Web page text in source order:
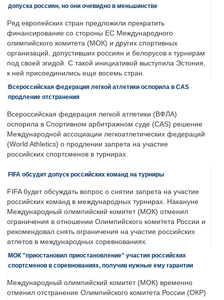
допуска россиян, но они очевидно в меньшинстве
Ряд европейских стран предложили прекратить
финансирование со стороны ЕС Международного
олимпийского комитета (МОК) и других спортивных
организаций, допустивших россиян и белорусов к турнирам
под своей эгидой. С такой инициативой выступила Эстония,
к ней присоединились еще восемь стран.
Всероссийская федерация легкой атлетики оспорила в CAS
продление отстранения
Всероссийская федерация легкой атлетики (ВФЛА)
оспорила в Спортивном арбитражном суде (CAS) решение
Международной ассоциации легкоатлетических федераций
(World Athletics) о продлении запрета на участие
российских спортсменов в турнирах.
FIFA обсудит допуск российских команд на турниры
FIFA будет обсуждать вопрос о снятии запрета на участие
российских команд в международных турнирах. Накануне
Международный олимпийский комитет (МОК) отменил
ограничения в отношении Олимпийского комитета России и
рекомендовал снять ограничения на участие российских
атлетов в международных соревнованиях.
МОК "приостановил приостановление" участия российских
спортсменов в соревнованиях, получив нужные ему гарантии
Международный олимпийский комитет (МОК) временно
отменил отстранение Олимпийского комитета России (ОКР)